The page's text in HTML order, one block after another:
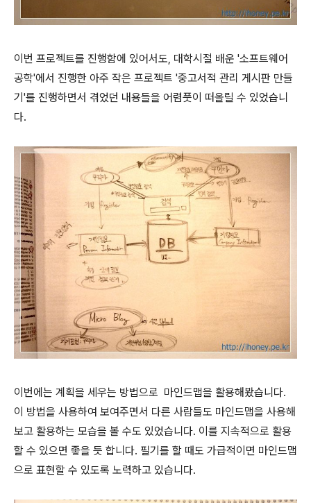
이번 프로젝트를 진행함에 있어서도, 대학시절 배운 '소프트웨어
공학'에서 진행한 아주 작은 프로젝트 '중고서적 관리 게시판 만들
기'를 진행하면서 겪었던 내용들을 어렴풋이 떠올릴 수 있었습니
다.
이번에는 계획을 세우는 방법으로 마인드맵을 활용해봤습니다.
이 방법을 사용하여 보여주면서 다른 사람들도 마인드맵을 사용해
보고 활용하는 모습을 볼 수도 있었습니다. 이를 지속적으로 활용
할 수 있으면 좋을 듯 합니다. 필기를 할 때도 가급적이면 마인드맵
으로 표현할 수 있도록 노력하고 있습니다.